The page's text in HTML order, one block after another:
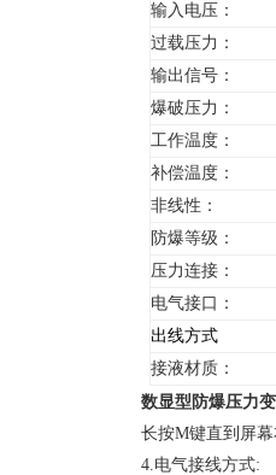
输入电压 ：
过载压力：
输出信号：
爆破压力 ：
工作温度：
补偿温度：
非线性：
防爆等级：
压力连接：
电气接口 ：
出线方式
接液材质：
数显型防爆压力
长按M键直到屏
4.电气接线方式: